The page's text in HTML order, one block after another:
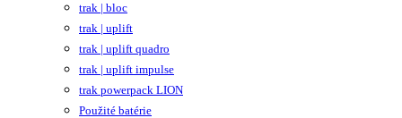
trak | bloc
trak | uplift
trak | uplift quadro
trak | uplift impulse
trak powerpack LION
Použité batérie